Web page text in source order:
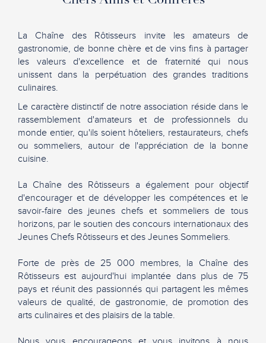
La Chaîne des Rôtisseurs invite les amateurs de
gastronomie, de bonne chère et de vins fins à partager
les valeurs d'excellence et de fraternité qui nous
unissent dans la perpétuation des grandes traditions
culinaires.
Le caractère distinctif de notre association réside dans le
rassemblement d'amateurs et de professionnels du
monde entier, qu'ils soient hôteliers, restaurateurs, chefs
ou sommeliers, autour de l'appréciation de la bonne
cuisine.
La Chaîne des Rôtisseurs a également pour objectif
d'encourager et de développer les compétences et le
savoir-faire des jeunes chefs et sommeliers de tous
horizons, par le soutien des concours internationaux des
Jeunes Chefs Rôtisseurs et des Jeunes Sommeliers.
Forte de près de 25 000 membres, la Chaîne des
Rôtisseurs est aujourd'hui implantée dans plus de 75
pays et réunit des passionnés qui partagent les mêmes
valeurs de qualité, de gastronomie, de promotion des
arts culinaires et des plaisirs de la table.